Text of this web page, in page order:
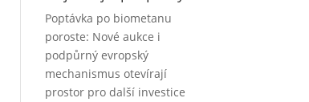
Poptávka po biometanu
poroste: Nové aukce i
podpůrný evropský
mechanismus otevírají
prostor pro další investice